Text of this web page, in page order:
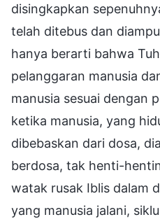
disingkapkan
telah ditebus dan
hanya berarti bahwa
pelanggaran manusia
manusia sesuai dengan
ketika manusia, yang
dibebaskan dari dosa,
berdosa, tak henti-
watak rusak Iblis dalam
yang manusia jalani,